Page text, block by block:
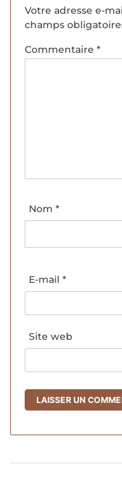
Votre adresse e-
champs
Commentaire *
Nom *
E-mail *
Site web